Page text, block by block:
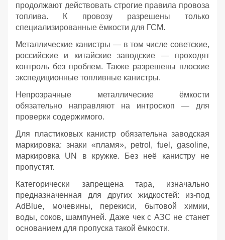
продолжают действовать строгие правила провоза
топлива. К провозу разрешены только
специализированные ёмкости для ГСМ.
Металлические канистры — в том числе советские,
российские и китайские заводские — проходят
контроль без проблем. Также разрешены плоские
экспедиционные топливные канистры.
Непрозрачные металлические ёмкости
обязательно направляют на интроскоп — для
проверки содержимого.
Для пластиковых канистр обязательна заводская
маркировка: знаки «пламя», petrol, fuel, gasoline,
маркировка UN в кружке. Без неё канистру не
пропустят.
Категорически запрещена тара, изначально
предназначенная для других жидкостей: из‑под
AdBlue, мочевины, перекиси, бытовой химии,
воды, соков, шампуней. Даже чек с АЗС не станет
основанием для пропуска такой ёмкости.